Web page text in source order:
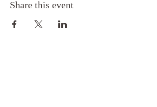
Share this event